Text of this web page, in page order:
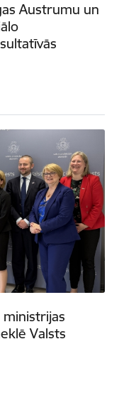
Austrumu un
ministrijas
Valsts